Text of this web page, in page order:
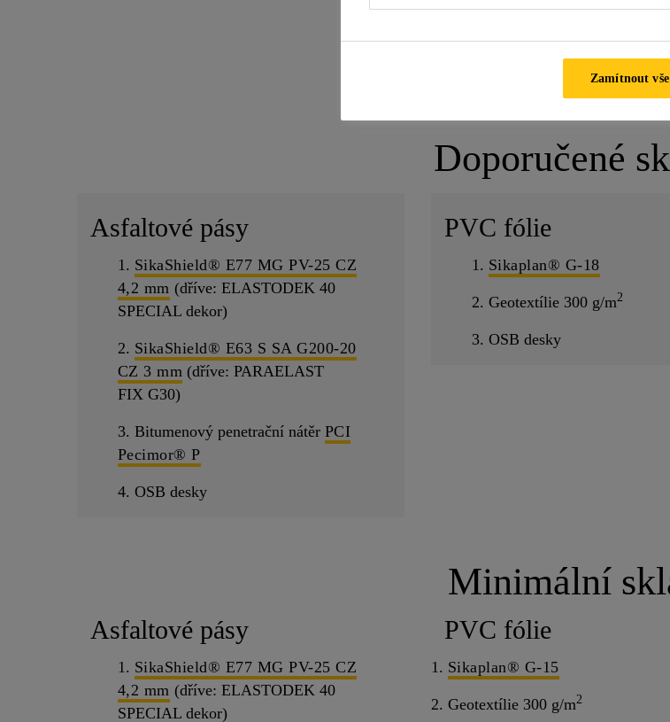
Dvouplášťová
Doporučené
Asfaltové pásy
1. SikaShield® E77 MG PV-25 CZ
4,2 mm (dříve: ELASTODEK 40
SPECIAL dekor)
2. SikaShield® E63 S SA G200-20
CZ 3 mm (dříve: PARAELAST
FIX G30)
3. Bitumenový penetrační nátěr PCI
Pecimor® P
4. OSB desky
PVC fólie
1. Sikaplan® G-18
2. Geotextílie 300 g/m2
3. OSB desky
Minimální
Asfaltové pásy
1. SikaShield® E77 MG PV-25 CZ
4,2 mm (dříve: ELASTODEK 40
SPECIAL dekor)
PVC fólie
1. Sikaplan® G-15
2. Geotextílie 300 g/m2
Zamítnout vše